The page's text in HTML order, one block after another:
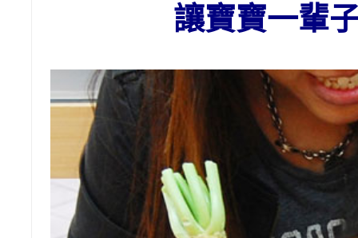
讓寶寶一輩